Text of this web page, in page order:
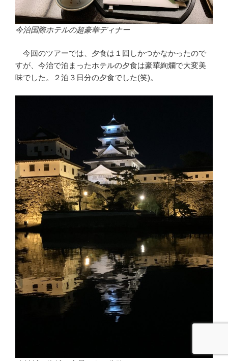
今治国際ホテルの超豪華ディナー
今回のツアーでは、夕食は１回しかつかなかったので
すが、今治で泊まったホテルの夕食は豪華絢爛で大変美
味でした。２泊３日分の夕食でした(笑)。